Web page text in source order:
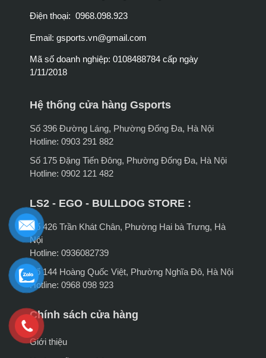
Điện thoại: 0968.098.923
Email: gsports.vn@gmail.com
Mã số doanh nghiệp: 0108488784 cấp ngày
1/11/2018
Hệ thống cửa hàng Gsports
Số 396 Đường Láng, Phường Đống Đa, Hà Nội
Hotline: 0903 291 882
Số 175 Đặng Tiến Đông, Phường Đống Đa, Hà Nội
Hotline: 0902 121 482
LS2 - EGO - BULLDOG STORE :
Số 426 Trần Khát Chân, Phường Hai bà Trưng, Hà
Nội
Hotline: 0936082739
Số 144 Hoàng Quốc Việt, Phường Nghĩa Đô, Hà Nội
Hotline: 0968 098 923
Chính sách cửa hàng
Giới thiệu